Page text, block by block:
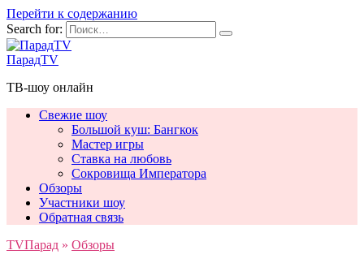
Перейти к содержанию
Search for:
ПарадTV
ТВ-шоу онлайн
Свежие шоу
Большой куш: Бангкок
Мастер игры
Ставка на любовь
Сокровища Императора
Обзоры
Участники шоу
Обратная связь
TVПарад » Обзоры